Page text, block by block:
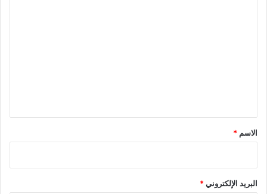
*
الاسم *
البريد الإلكتروني*